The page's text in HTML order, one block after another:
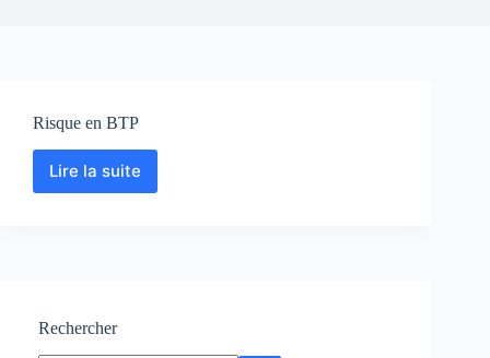
Risque en BTP
Lire la suite
Risque
Rechercher